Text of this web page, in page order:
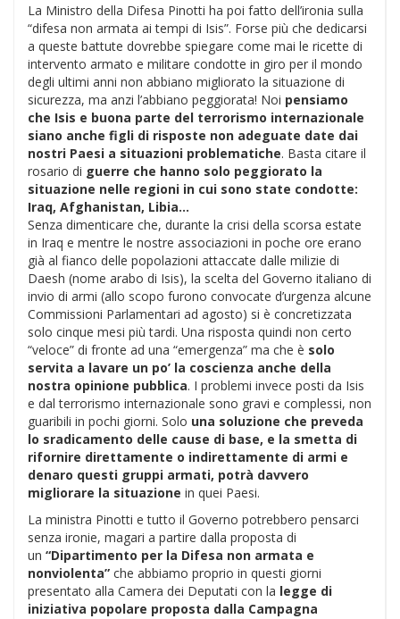
La Ministro della Difesa Pinotti ha poi fatto dell’ironia sulla
“difesa non armata ai tempi di Isis”. Forse più che dedicarsi
a queste battute dovrebbe spiegare come mai le ricette di
intervento armato e militare condotte in giro per il mondo
degli ultimi anni non abbiano migliorato la situazione di
sicurezza, ma anzi l’abbiano peggiorata! Noi pensiamo
che Isis e buona parte del terrorismo internazionale
siano anche figli di risposte non adeguate date dai
nostri Paesi a situazioni problematiche. Basta citare il
rosario di guerre che hanno solo peggiorato la
situazione nelle regioni in cui sono state condotte:
Iraq, Afghanistan, Libia…
Senza dimenticare che, durante la crisi della scorsa estate
in Iraq e mentre le nostre associazioni in poche ore erano
già al fianco delle popolazioni attaccate dalle milizie di
Daesh (nome arabo di Isis), la scelta del Governo italiano di
invio di armi (allo scopo furono convocate d’urgenza alcune
Commissioni Parlamentari ad agosto) si è concretizzata
solo cinque mesi più tardi. Una risposta quindi non certo
“veloce” di fronte ad una “emergenza” ma che è solo
servita a lavare un po’ la coscienza anche della
nostra opinione pubblica. I problemi invece posti da Isis
e dal terrorismo internazionale sono gravi e complessi, non
guaribili in pochi giorni. Solo una soluzione che preveda
lo sradicamento delle cause di base, e la smetta di
rifornire direttamente o indirettamente di armi e
denaro questi gruppi armati, potrà davvero
migliorare la situazione in quei Paesi.
La ministra Pinotti e tutto il Governo potrebbero pensarci
senza ironie, magari a partire dalla proposta di
un “Dipartimento per la Difesa non armata e
nonviolenta” che abbiamo proprio in questi giorni
presentato alla Camera dei Deputati con la legge di
iniziativa popolare proposta dalla Campagna